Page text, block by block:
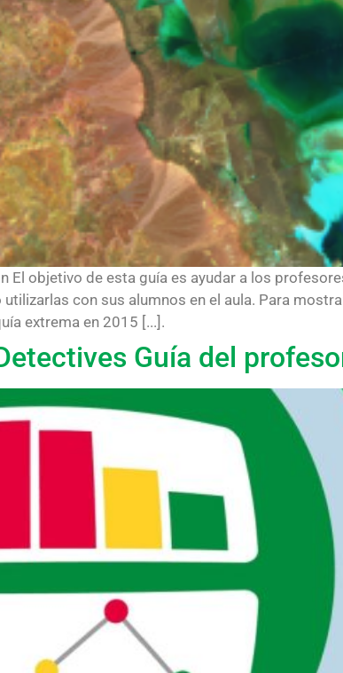
El objetivo de esta guía es ayudar a los
con sus alumnos en el aula. Para
extrema en 2015 [...].
Guía del